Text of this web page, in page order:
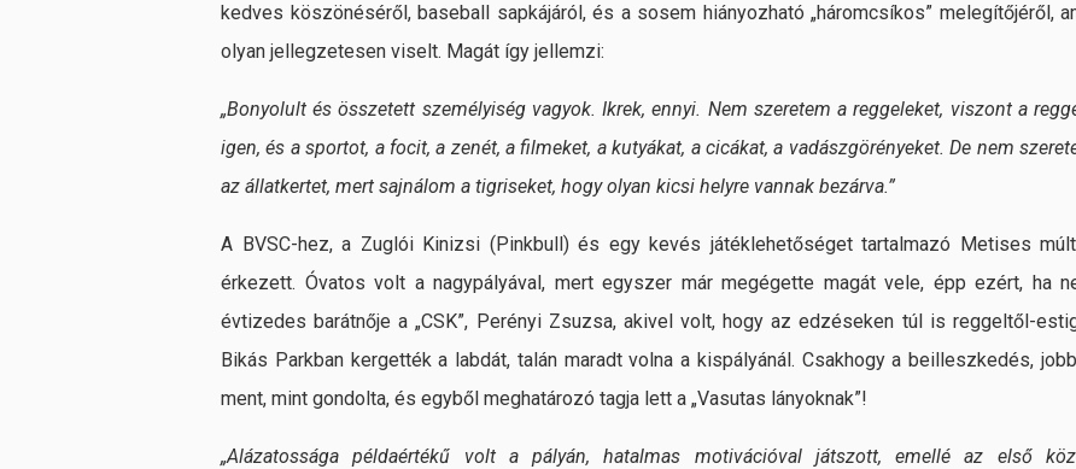
kedves köszönéséről, baseball sapkájáról, és a sosem hiányozható „háromcsíkos” melegítőjéről,
olyan jellegzetesen viselt. Magát így jellemzi:
„Bonyolult és összetett személyiség vagyok. Ikrek, ennyi. Nem szeretem a reggeleket, viszont a
igen, és a sportot, a focit, a zenét, a filmeket, a kutyákat, a cicákat, a vadászgörényeket. De nem
az állatkertet, mert sajnálom a tigriseket, hogy olyan kicsi helyre vannak bezárva.”
A BVSC-hez, a Zuglói Kinizsi (Pinkbull) és egy kevés játéklehetőséget tartalmazó Metises
érkezett. Óvatos volt a nagypályával, mert egyszer már megégette magát vele, épp ezért, ha
évtizedes barátnője a „CSK”, Perényi Zsuzsa, akivel volt, hogy az edzéseken túl is reggeltől-
Bikás Parkban kergették a labdát, talán maradt volna a kispályánál. Csakhogy a beilleszkedés,
ment, mint gondolta, és egyből meghatározó tagja lett a „Vasutas lányoknak”!
„Alázatossága példaértékű volt a pályán, hatalmas motivációval játszott, emellé az első